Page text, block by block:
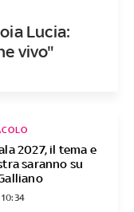
Lucia:
vivo"
2027, il tema e
saranno su
10:34